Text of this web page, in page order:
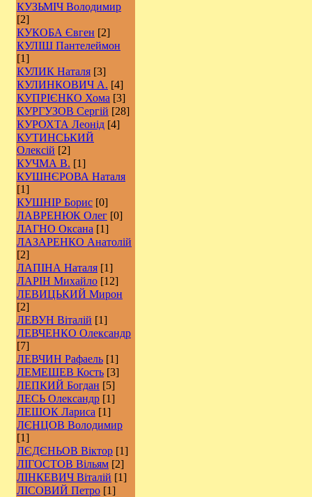
КУЗЬМІЧ Володимир
[2]
КУКОБА Євген [2]
КУЛІШ Пантелеймон
[1]
КУЛИК Наталя [3]
КУЛИНКОВИЧ А. [4]
КУПРІЄНКО Хома [3]
КУРГУЗОВ Сергій [28]
КУРОХТА Леонід [4]
КУТИНСЬКИЙ
Олексій [2]
КУЧМА В. [1]
КУШНЄРОВА Наталя
[1]
КУШНІР Борис [0]
ЛАВРЕНЮК Олег [0]
ЛАГНО Оксана [1]
ЛАЗАРЕНКО Анатолій
[2]
ЛАПІНА Наталя [1]
ЛАРІН Михайло [12]
ЛЕВИЦЬКИЙ Мирон
[2]
ЛЕВУН Віталій [1]
ЛЕВЧЕНКО Олександр
[7]
ЛЕВЧИН Рафаель [1]
ЛЕМЕШЕВ Кость [3]
ЛЕПКИЙ Богдан [5]
ЛЕСЬ Олександр [1]
ЛЕШОК Лариса [1]
ЛЄНЦОВ Володимир
[1]
ЛЄДЄНЬОВ Віктор [1]
ЛІГОСТОВ Вільям [2]
ЛІНКЕВИЧ Віталій [1]
ЛІСОВИЙ Петро [1]